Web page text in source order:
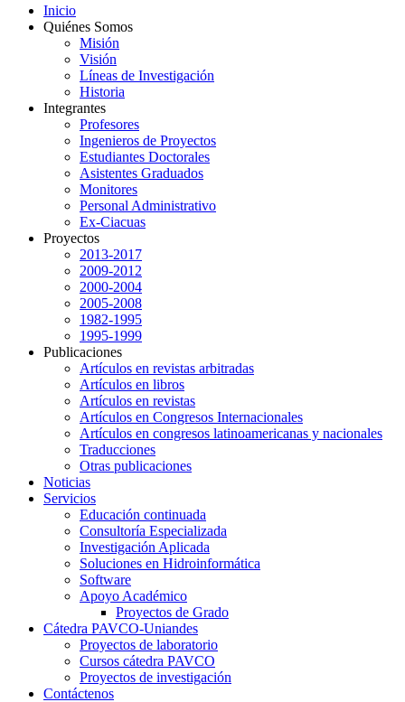
Inicio
Quiénes Somos
Misión
Visión
Líneas de Investigación
Historia
Integrantes
Profesores
Ingenieros de Proyectos
Estudiantes Doctorales
Asistentes Graduados
Monitores
Personal Administrativo
Ex-Ciacuas
Proyectos
2013-2017
2009-2012
2000-2004
2005-2008
1982-1995
1995-1999
Publicaciones
Artículos en revistas arbitradas
Artículos en libros
Artículos en revistas
Artículos en Congresos Internacionales
Artículos en congresos latinoamericanas y nacionales
Traducciones
Otras publicaciones
Noticias
Servicios
Educación continuada
Consultoría Especializada
Investigación Aplicada
Soluciones en Hidroinformática
Software
Apoyo Académico
Proyectos de Grado
Cátedra PAVCO-Uniandes
Proyectos de laboratorio
Cursos cátedra PAVCO
Proyectos de investigación
Contáctenos